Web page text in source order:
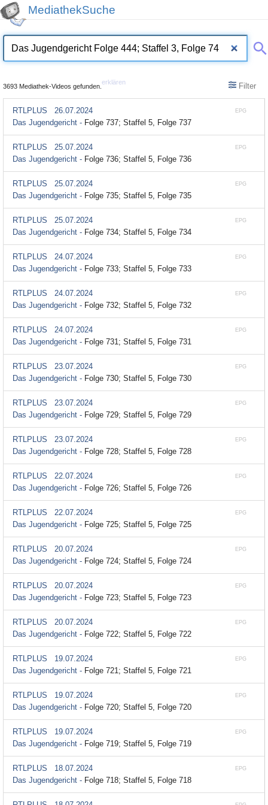
MediathekSuche
3693 Mediathek-Videos gefunden.
erklären Filter
EPG
RTLPLUS
26.07.2024
Das Jugendgericht - Folge 737; Staffel 5, Folge 737
EPG
RTLPLUS
25.07.2024
Das Jugendgericht - Folge 736; Staffel 5, Folge 736
EPG
RTLPLUS
25.07.2024
Das Jugendgericht - Folge 735; Staffel 5, Folge 735
EPG
RTLPLUS
25.07.2024
Das Jugendgericht - Folge 734; Staffel 5, Folge 734
EPG
RTLPLUS
24.07.2024
Das Jugendgericht - Folge 733; Staffel 5, Folge 733
EPG
RTLPLUS
24.07.2024
Das Jugendgericht - Folge 732; Staffel 5, Folge 732
EPG
RTLPLUS
24.07.2024
Das Jugendgericht - Folge 731; Staffel 5, Folge 731
EPG
RTLPLUS
23.07.2024
Das Jugendgericht - Folge 730; Staffel 5, Folge 730
EPG
RTLPLUS
23.07.2024
Das Jugendgericht - Folge 729; Staffel 5, Folge 729
EPG
RTLPLUS
23.07.2024
Das Jugendgericht - Folge 728; Staffel 5, Folge 728
EPG
RTLPLUS
22.07.2024
Das Jugendgericht - Folge 726; Staffel 5, Folge 726
EPG
RTLPLUS
22.07.2024
Das Jugendgericht - Folge 725; Staffel 5, Folge 725
EPG
RTLPLUS
20.07.2024
Das Jugendgericht - Folge 724; Staffel 5, Folge 724
EPG
RTLPLUS
20.07.2024
Das Jugendgericht - Folge 723; Staffel 5, Folge 723
EPG
RTLPLUS
20.07.2024
Das Jugendgericht - Folge 722; Staffel 5, Folge 722
EPG
RTLPLUS
19.07.2024
Das Jugendgericht - Folge 721; Staffel 5, Folge 721
EPG
RTLPLUS
19.07.2024
Das Jugendgericht - Folge 720; Staffel 5, Folge 720
EPG
RTLPLUS
19.07.2024
Das Jugendgericht - Folge 719; Staffel 5, Folge 719
EPG
RTLPLUS
18.07.2024
Das Jugendgericht - Folge 718; Staffel 5, Folge 718